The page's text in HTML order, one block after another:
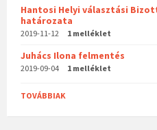
Hantosi Helyi választási
határozata
2019-11-12 1 melléklet
Juhács Ilona felmentés
2019-09-04 1 melléklet
TOVÁBBIAK